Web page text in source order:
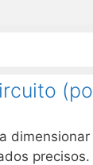
precisos.